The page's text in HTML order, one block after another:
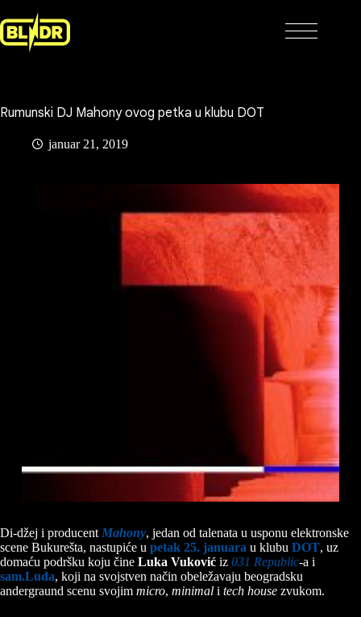
to
content
Rumunski DJ Mahony ovog petka u klubu DOT
januar 21, 2019
Di-džej i producent Mahony, jedan od talenata u usponu elektronske
scene Bukurešta, nastupiće u petak 25. januara u klubu DOT, uz
domaću podršku koju čine Luka Vuković iz 031 Republic-a i
sam.Luda, koji na svojstven način obeležavaju beogradsku
andergraund scenu svojim micro, minimal i tech house zvukom.